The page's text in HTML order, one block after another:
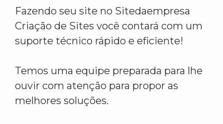
Fazendo seu site no Sitedaempresa
Criação de Sites você contará com um
suporte técnico rápido e eficiente!
Temos uma equipe preparada para lhe
ouvir com atenção para propor as
melhores soluções.